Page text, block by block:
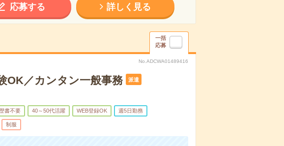
応募する 詳しく見る
一括
応募
No.ADCWA01489416
OK／カンタン一般事務 派遣
書不要 40～50代活躍 WEB登録OK 週5日勤務
制服